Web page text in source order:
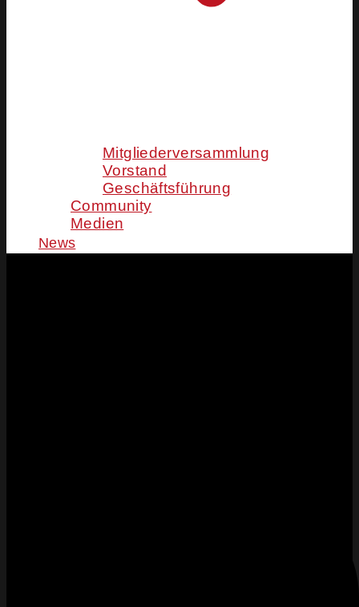
Mitgliederversammlung
Vorstand
Geschäftsführung
Community
Medien
News